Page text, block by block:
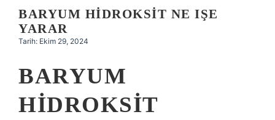
Hakkımızda
BARYUM HIDROKSIT NE IŞE
YARAR
Tarih: Ekim 29, 2024
BARYUM
HIDROKSIT